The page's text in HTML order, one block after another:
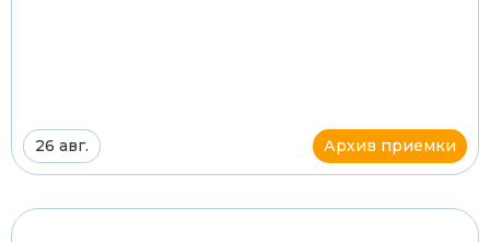
26 авг. Архив приемки